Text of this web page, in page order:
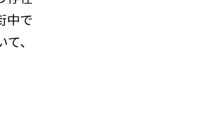
中で
、